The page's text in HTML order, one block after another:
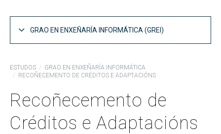
GRAO EN ENXEÑARÍA INFORMÁTICA (GREI)
Estrutura do Plan de Estudos GREI
Materias por curso GREI
Especialidades GREI
Competencias e obxectivos GREI
ESTUDOS
GRAO EN ENXEÑARÍA INFORMÁTICA
RECOÑECEMENTO DE CRÉDITOS E ADAPTACIÓNS
Recoñecemento de
Créditos e Adaptacións